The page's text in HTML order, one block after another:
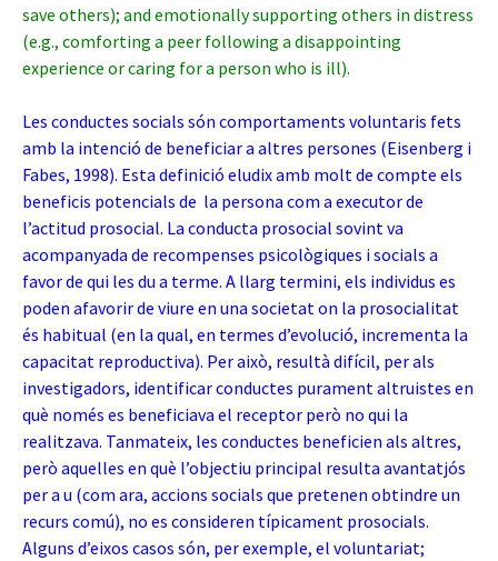
save others); and emotionally supporting others in distress
(e.g., comforting a peer following a disappointing
experience or caring for a person who is ill).
Les conductes socials són comportaments voluntaris fets
amb la intenció de beneficiar a altres persones (Eisenberg i
Fabes, 1998). Esta definició eludix amb molt de compte els
beneficis potencials de la persona com a executor de
l’actitud prosocial. La conducta prosocial sovint va
acompanyada de recompenses psicològiques i socials a
favor de qui les du a terme. A llarg termini, els individus es
poden afavorir de viure en una societat on la prosocialitat
és habitual (en la qual, en termes d’evolució, incrementa la
capacitat reproductiva). Per això, resultà difícil, per als
investigadors, identificar conductes purament altruistes en
què només es beneficiava el receptor però no qui la
realitzava. Tanmateix, les conductes beneficien als altres,
però aquelles en què l’objectiu principal resulta avantatjós
per a u (com ara, accions socials que pretenen obtindre un
recurs comú), no es consideren típicament prosocials.
Alguns d’eixos casos són, per exemple, el voluntariat;